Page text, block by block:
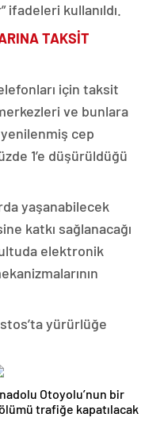
ifadeleri kullanıldı.
TAKSİT
için taksit
ve bunlara
yenilenmiş cep
1’e düşürüldüğü
yaşanabilecek
katkı sağlanacağı
elektronik
yürürlüğe
Otoyolu’nun bir
trafiğe kapatılacak